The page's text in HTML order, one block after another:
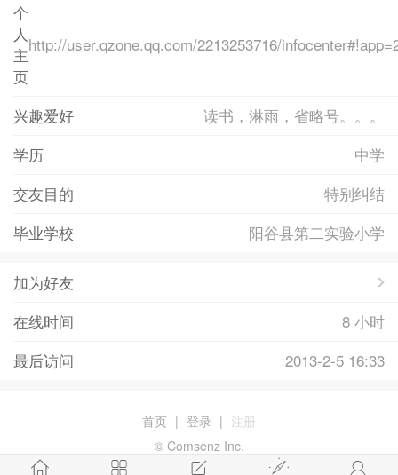
个
人
主
页
http://user.qzone.qq.com/2213253716/
兴趣爱好
读书，淋雨，省略号。。。
学历
中学
交友目的
特别纠结
毕业学校
阳谷县第二实验小学
加为好友
在线时间
8 小时
最后访问
2013-2-5 16:33
首页 | 登录 | 注册
© Comsenz Inc.